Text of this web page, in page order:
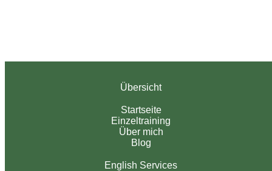
Übersicht
Startseite
Einzeltraining
Über mich
Blog
English Services